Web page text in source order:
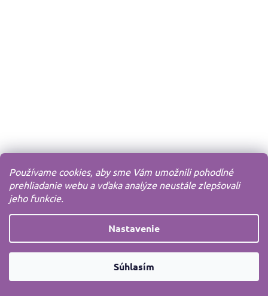
Používame cookies, aby sme Vám umožnili pohodlné
prehliadanie webu a vďaka analýze neustále zlepšovali
jeho funkcie.
Nastavenie
Súhlasím